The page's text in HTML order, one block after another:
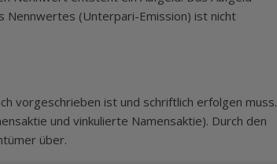
Nennwertes (Unterpari-Emission) ist nicht
vorgeschrieben ist und schriftlich erfolgen muss.
und vinkulierte Namensaktie). Durch den
über.